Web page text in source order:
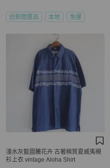
近新閒置品 本地 免運
淺水灰藍圖騰花卉 古著棉質夏威夷襯
衫上衣 vintage Aloha Shirt